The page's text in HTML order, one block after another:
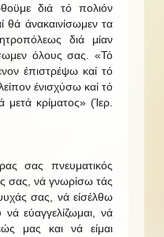
διά τό πολιόν
θά άνακαινίσωμεν τα
διά μίαν
όλους σας. «Τό
έπιστρέψω καί τό
ένισχύσω καί τό
κρίματος» (Ίερ.
σας πνευματικός
σας, νά γνωρίσω τάς
σας, νά είσέλθω
εύαγγελίζωμαι, νά
μας και νά είμαι